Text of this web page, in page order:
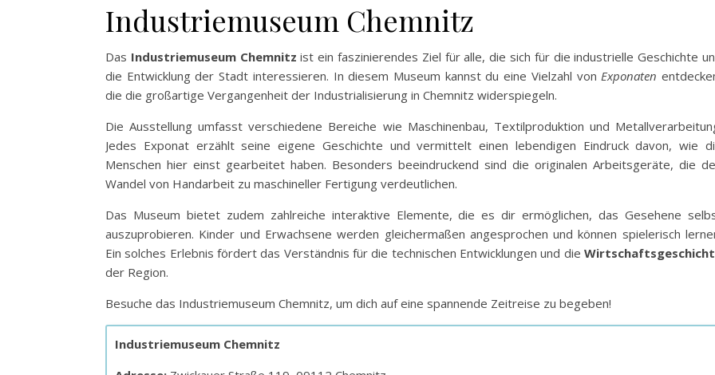
Industriemuseum Chemnitz
Das Industriemuseum Chemnitz ist ein faszinierendes Ziel für alle, die sich für die industrielle Geschichte
die Entwicklung der Stadt interessieren. In diesem Museum kannst du eine Vielzahl vonExponaten
die die großartige Vergangenheit der Industrialisierung in Chemnitz widerspiegeln.
Die Ausstellung umfasst verschiedene Bereiche wie Maschinenbau, Textilproduktion und
Jedes Exponat erzählt seine eigene Geschichte und vermittelt einen lebendigen Eindruck davon, wie
Menschen hier einst gearbeitet haben. Besonders beeindruckend sind die originalen Arbeitsgeräte, die
Wandel von Handarbeit zu maschineller Fertigung verdeutlichen.
Das Museum bietet zudem zahlreiche interaktive Elemente, die es dir ermöglichen, das Gesehene
auszuprobieren. Kinder und Erwachsene werden gleichermaßen angesprochen und können spielerisch
Ein solches Erlebnis fördert das Verständnis für die technischen Entwicklungen und die
der Region.
Besuche das Industriemuseum Chemnitz, um dich auf eine spannende Zeitreise zu begeben!
Industriemuseum Chemnitz